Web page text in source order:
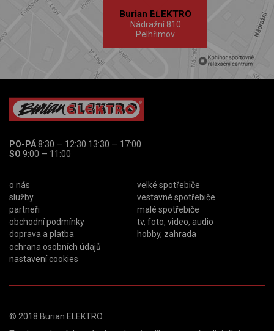
Burian ELEKTRO
Nádražní 810
Pelhřimov
PO-PÁ8:30 — 12:30 13:30 — 17:00
SO 9:00 — 11:00
o nás
služby
partneři
obchodní podmínky
doprava a platba
ochrana osobních údajů
nastavení cookies
velké spotřebiče
vestavné spotřebiče
malé spotřebiče
tv, foto, video, audio
hobby, zahrada
© 2018 Burian ELEKTRO